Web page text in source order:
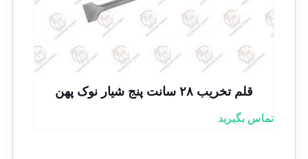
قلم تخریب ۲۸ سانت پنج شیار نوک پهن
تماس بگیرید